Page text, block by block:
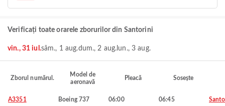
Verificați toate orarele zborurilor din Santorini
vin., 31 iul.sâm., 1 aug.dum., 2 aug. lun., 3 aug.
Zborul numărul.
Model de
aeronavă
Pleacă Sosește
A3351 Boeing 737 06:00 06:45